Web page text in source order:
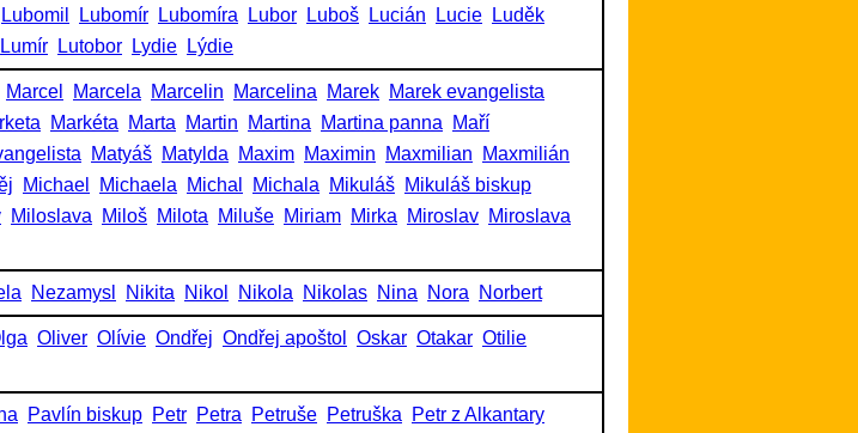
Lubomil Lubomír Lubomíra Lubor Luboš Lucián Lucie
Luděk
Lumír Lutobor Lydie Lýdie
Marcel Marcela Marcelin Marcelina Marek Marek evangelista
Markéta Marta Martin Martina Martina panna
Maří
Matyáš Matylda Maxim Maximin Maxmilian
Maxmilián
Michael Michaela Michal Michala Mikuláš Mikuláš biskup
Miloslava Miloš Milota Miluše Miriam Mirka Miroslav Miroslava
Nezamysl Nikita Nikol Nikola Nikolas Nina Nora Norbert
Oliver Olívie Ondřej Ondřej apoštol Oskar Otakar Otilie
Pavlín biskup Petr Petra Petruše Petruška
Petr z Alkantary